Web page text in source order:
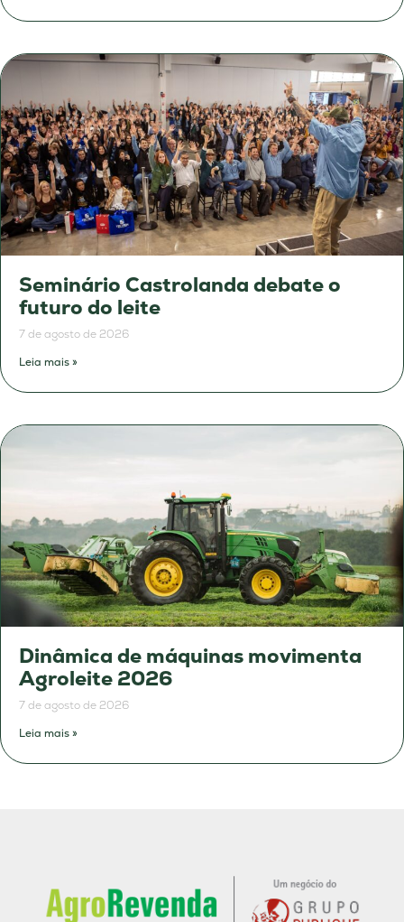
Seminário Castrolanda debate o
futuro do leite
7 de agosto de 2026
Leia mais »
Dinâmica de máquinas movimenta
Agroleite 2026
7 de agosto de 2026
Leia mais »